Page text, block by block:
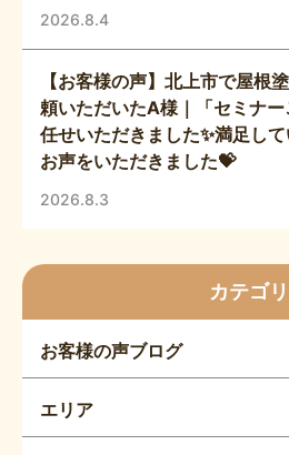
2026.8.4
【お客様の声】北上市で屋根
頼いただいたA様｜「セミナ
任せいただきました✨満足し
お声をいただきました💝
2026.8.3
カテゴリ
お客様の声ブログ
エリア